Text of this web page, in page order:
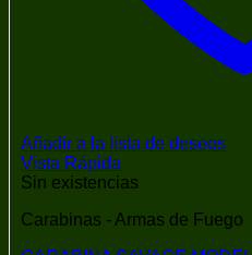
Añadir a la lista de deseos
Vista Rápida
Sin existencias
Carabinas - Armas de Fuego